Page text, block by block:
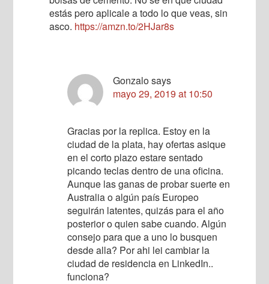
estás pero aplicale a todo lo que veas, sin
asco. https://amzn.to/2HJar8s
Gonzalosays
mayo 29, 2019 at 10:50
Gracias por la replica. Estoy en la
ciudad de la plata, hay ofertas asique
en el corto plazo estare sentado
picando teclas dentro de una oficina.
Aunque las ganas de probar suerte en
Australia o algún país Europeo
seguirán latentes, quizás para el año
posterior o quien sabe cuando. Algún
consejo para que a uno lo busquen
desde alla? Por ahi lei cambiar la
ciudad de residencia en LinkedIn..
funciona?